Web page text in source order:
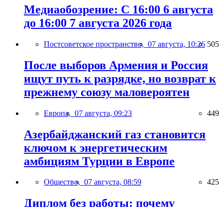
Медиаобозрение: С 16:00 6 августа
до 16:00 7 августа 2026 года
Постсоветское пространство, 07 августа, 10:26 505
После выборов Армения и Россия
ищут путь к разрядке, но возврат к
прежнему союзу маловероятен
Европа, 07 августа, 09:23 449
Азербайджанский газ становится
ключом к энергетическим
амбициям Турции в Европе
Общество, 07 августа, 08:59 425
Диплом без работы: почему